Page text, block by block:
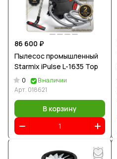
86 600 ₽
Пылесос промышленный
Starmix iPulse L-1635 Top
0
В наличии
Арт. 018621
В корзину